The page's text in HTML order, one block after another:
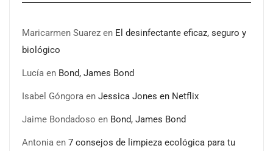
Maricarmen Suarez en El desinfectante eficaz, seguro y
biológico
Lucía en Bond, James Bond
Isabel Góngora en Jessica Jones en Netflix
Jaime Bondadoso en Bond, James Bond
Antonia en 7 consejos de limpieza ecológica para tu